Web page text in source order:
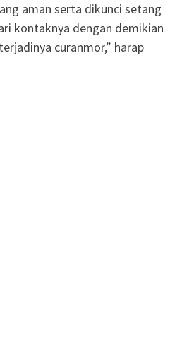
aman serta dikunci setang
kontaknya dengan demikian
curanmor,” harap